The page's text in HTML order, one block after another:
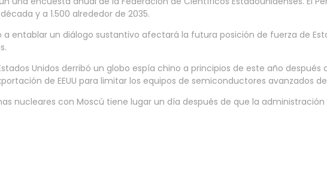
y a 1.500 alrededor de 2035.
a entablar un diálogo sustantivo afectará la futura posición de fuerza de
Unidos derribó un globo espía chino a principios de este año
de EEUU para limitar los equipos de semiconductores avanzados
nucleares con Moscú tiene lugar un día después de que la